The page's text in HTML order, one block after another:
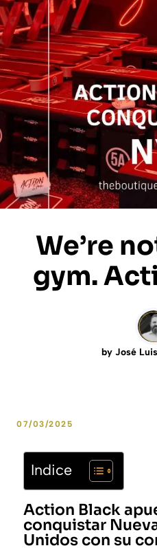
We’re
gym.
by José
07/03/2025
Indice
Action Black
conquistar
Unidos con su